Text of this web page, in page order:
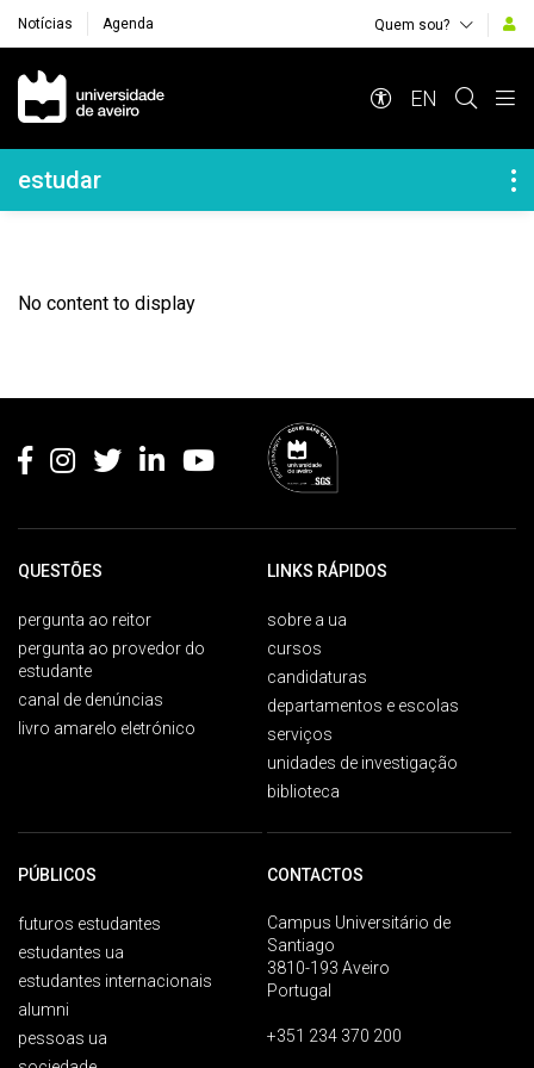
Notícias Agenda Quem sou?
Navegação Principal
EN
Navegação Lateral
estudar
No content to display
QUESTÕES
pergunta ao reitor
pergunta ao provedor do
estudante
canal de denúncias
livro amarelo eletrónico
LINKS RÁPIDOS
sobre a ua
cursos
candidaturas
departamentos e escolas
serviços
unidades de investigação
biblioteca
PÚBLICOS
futuros estudantes
estudantes ua
estudantes internacionais
alumni
pessoas ua
CONTACTOS
Campus Universitário de
Santiago
3810-193 Aveiro
Portugal
+351 234 370 200